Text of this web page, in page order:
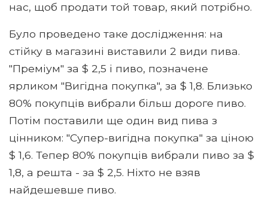
нас, щоб продати той товар, який потрібно.
Було проведено таке дослідження: на
стійку в магазині виставили 2 види пива.
"Преміум" за $ 2,5 і пиво, позначене
ярликом "Вигідна покупка", за $ 1,8. Близько
80% покупців вибрали більш дороге пиво.
Потім поставили ще один вид пива з
цінником: "Супер-вигідна покупка" за ціною
$ 1,6. Тепер 80% покупців вибрали пиво за $
1,8, а решта - за $ 2,5. Ніхто не взяв
найдешевше пиво.